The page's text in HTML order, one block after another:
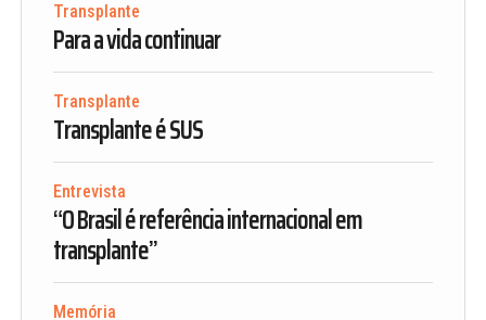
Transplante
Para a vida continuar
Transplante
Transplante é SUS
Entrevista
“O Brasil é referência internacional em
transplante”
Memória